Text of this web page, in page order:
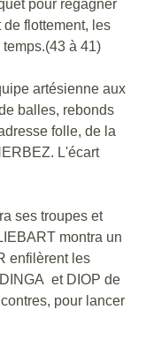
pour regagner
de flottement, les
à 41)
artésienne aux
balles, rebonds
folle, de la
L'écart
ses troupes et
montra un
enfilèrent les
et DIOP de
pour lancer